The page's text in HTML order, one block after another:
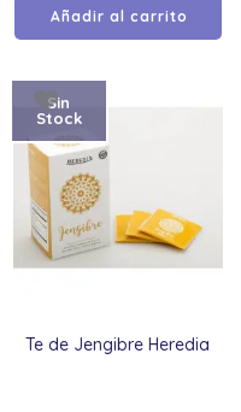
Añadir al carrito
Te de Jengibre Heredia
Sin
Stock